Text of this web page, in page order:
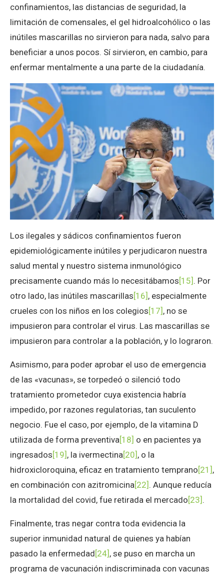
confinamientos, las distancias de seguridad, la
limitación de comensales, el gel hidroalcohólico o las
inútiles mascarillas no sirvieron para nada, salvo para
beneficiar a unos pocos. Sí sirvieron, en cambio, para
enfermar mentalmente a una parte de la ciudadanía.
Los ilegales y sádicos confinamientos fueron
epidemiológicamente inútiles y perjudicaron nuestra
salud mental y nuestro sistema inmunológico
precisamente cuando más lo necesitábamos[15] . Por
otro lado, las inútiles mascarillas[16] , especialmente
crueles con los niños en los colegios[17] , no se
impusieron para controlar el virus. Las mascarillas se
impusieron para controlar a la población, y lo lograron.
Asimismo, para poder aprobar el uso de emergencia
de las «vacunas», se torpedeó o silenció todo
tratamiento prometedor cuya existencia habría
impedido, por razones regulatorias, tan suculento
negocio. Fue el caso, por ejemplo, de la vitamina D
utilizada de forma preventiva[18] o en pacientes ya
ingresados[19] , la ivermectina[20] , o la
hidroxicloroquina, eficaz en tratamiento temprano[21] ,
en combinación con azitromicina[22] . Aunque reducía
la mortalidad del covid, fue retirada el mercado[23] .
Finalmente, tras negar contra toda evidencia la
superior inmunidad natural de quienes ya habían
pasado la enfermedad[24] , se puso en marcha un
programa de vacunación indiscriminada con vacunas